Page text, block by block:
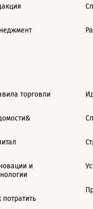
торговли
и
потратить